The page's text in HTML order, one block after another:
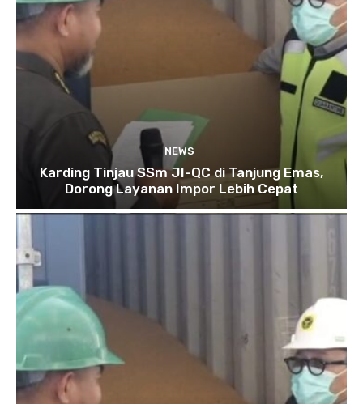
NEWS
Karding Tinjau SSm JI-QC di Tanjung Emas,
Dorong Layanan Impor Lebih Cepat